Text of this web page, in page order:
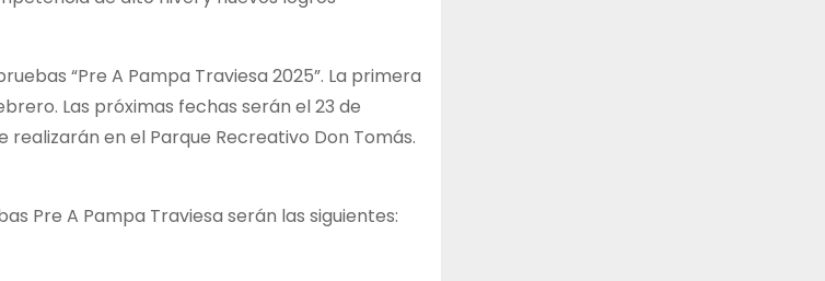
“Pre A Pampa Traviesa 2025”. La primera
Las próximas fechas serán el 23 de
realizarán en el Parque Recreativo Don Tomás.
Pre A Pampa Traviesa serán las siguientes: